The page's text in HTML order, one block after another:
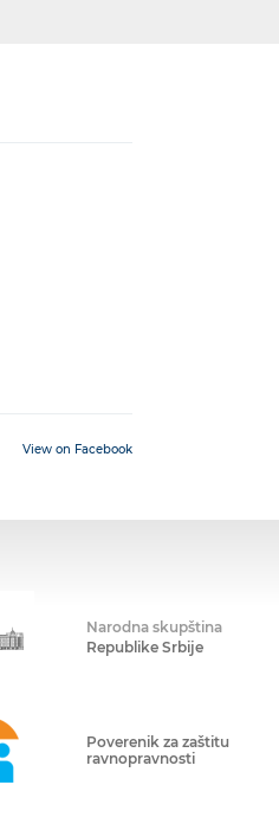
View on Facebook
Narodna skupština
Republike Srbije
Poverenik za zaštitu
ravnopravnosti